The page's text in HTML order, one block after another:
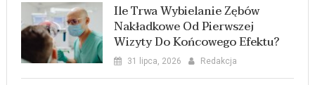
Ile Trwa Wybielanie Zębów
Nakładkowe Od Pierwszej
Wizyty Do Końcowego Efektu?
31 lipca, 2026 Redakcja